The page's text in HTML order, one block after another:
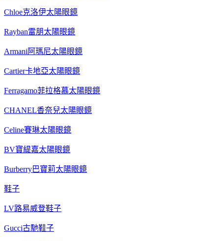
Chloe克洛伊太陽眼鏡
Rayban雷朋太陽眼鏡
Armani阿瑪尼太陽眼鏡
Cartier卡地亞太陽眼鏡
Ferragamo菲拉格慕太陽眼鏡
CHANEL香奈兒太陽眼鏡
Celine賽琳太陽眼鏡
BV寶緹嘉太陽眼鏡
Burberry巴寶莉太陽眼鏡
鞋子
LV路易威登鞋子
Gucci古馳鞋子